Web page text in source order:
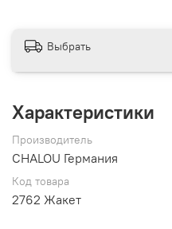
Выбрать
Характеристики
Производитель
CHALOU Германия
Код товара
2762 Жакет